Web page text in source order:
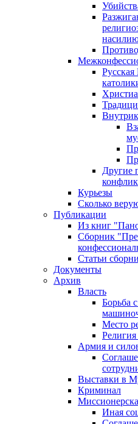
Другие
Курьезы
Сколько
Публикации
Из книг
Сборник
Статьи
Документы
Архив
Власть
Борьба
Место
Религия
Армия и
Выставки в
Криминал
Иная